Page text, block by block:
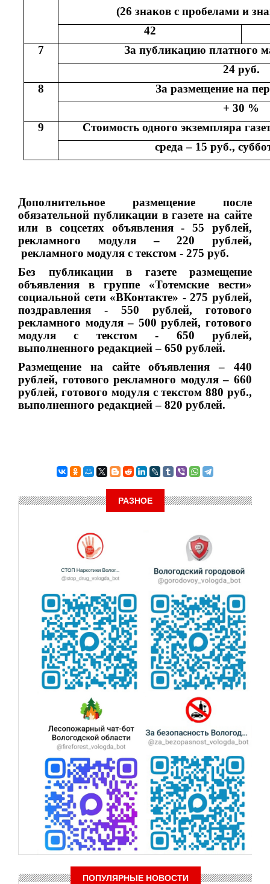
(26 знаков с пробелами и
42
7
За публикацию платного
24 руб.
8
За размещение на
+ 30 %
9
Стоимость одного экземпляра
среда – 15 руб.,
Дополнительное размещение после
обязательной публикации в газете на сайте
или в соцсетях объявления - 55 рублей,
рекламного модуля – 220 рублей,
рекламного модуля с текстом - 275 руб.
Без публикации в газете размещение
объявления в группе «Тотемские вести»
социальной сети «ВКонтакте» - 275 рублей,
поздравления - 550 рублей, готового
рекламного модуля – 500 рублей, готового
модуля с текстом - 650 рублей,
выполненного редакцией – 650 рублей.
Размещение на сайте объявления – 440
рублей, готового рекламного модуля – 660
рублей, готового модуля с текстом 880 руб.,
выполненного редакцией – 820 рублей.
РАЗНОЕ
ПОПУЛЯРНЫЕ НОВОСТИ